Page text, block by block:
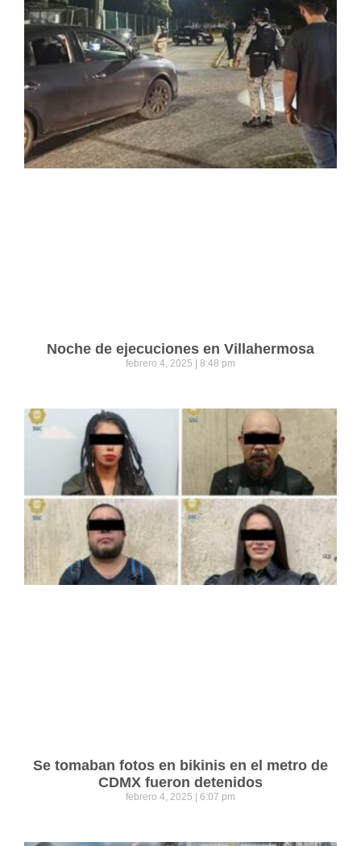
Noche de ejecuciones en Villahermosa
febrero 4, 2025 8:48 pm
Se tomaban fotos en bikinis en el metro de
CDMX fueron detenidos
febrero 4, 2025 6:07 pm